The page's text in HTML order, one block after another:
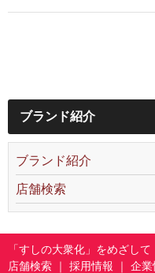
ブランド紹介
ブランド紹介
店舗検索
「すしの大衆化」をめざして
店舗検索
採用情報 企業